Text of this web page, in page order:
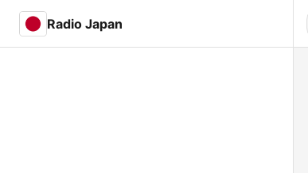
Radio Japan